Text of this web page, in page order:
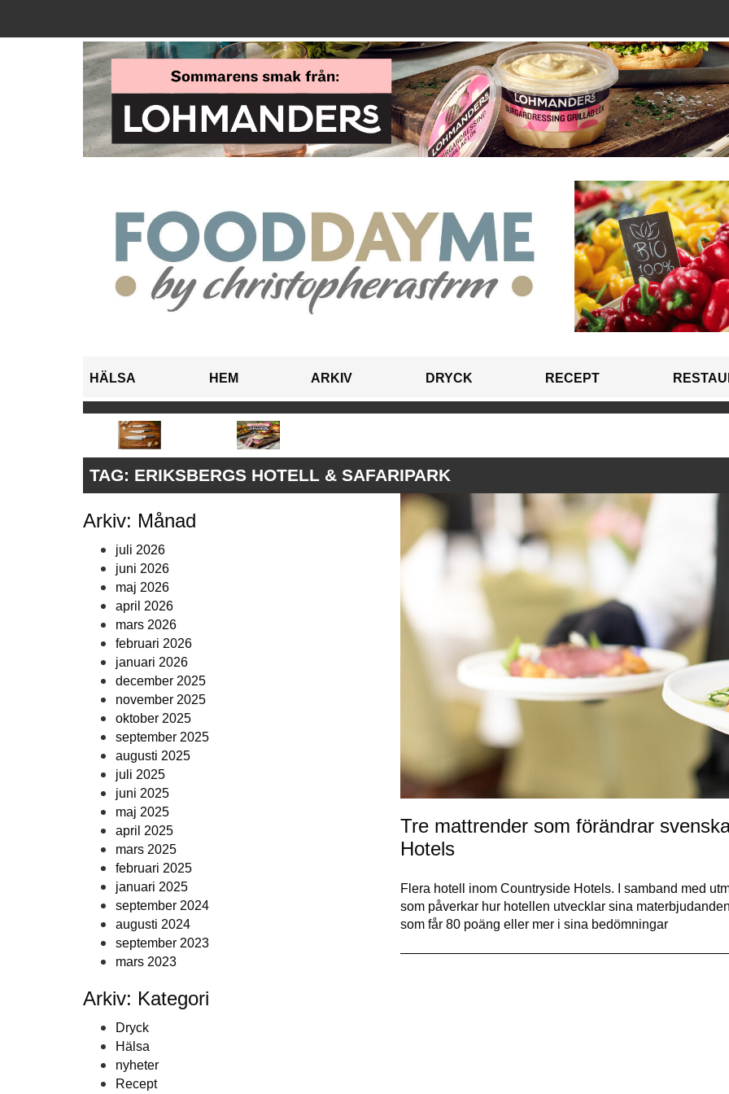
HÄLSA HEM ARKIV DRYCK RECEPT
TAG: ERIKSBERGS HOTELL & SAFARIPARK
Arkiv: Månad
juli 2026
juni 2026
maj 2026
april 2026
mars 2026
februari 2026
januari 2026
december 2025
november 2025
oktober 2025
september 2025
augusti 2025
juli 2025
juni 2025
maj 2025
april 2025
mars 2025
februari 2025
januari 2025
september 2024
augusti 2024
september 2023
mars 2023
Arkiv: Kategori
Dryck
Hälsa
nyheter
Recept
Tre mattrender som förändrar
Hotels
Flera hotell inom Countryside Hotels. I samband med
som påverkar hur hotellen utvecklar sina
som får 80 poäng eller mer i sina bedömningar